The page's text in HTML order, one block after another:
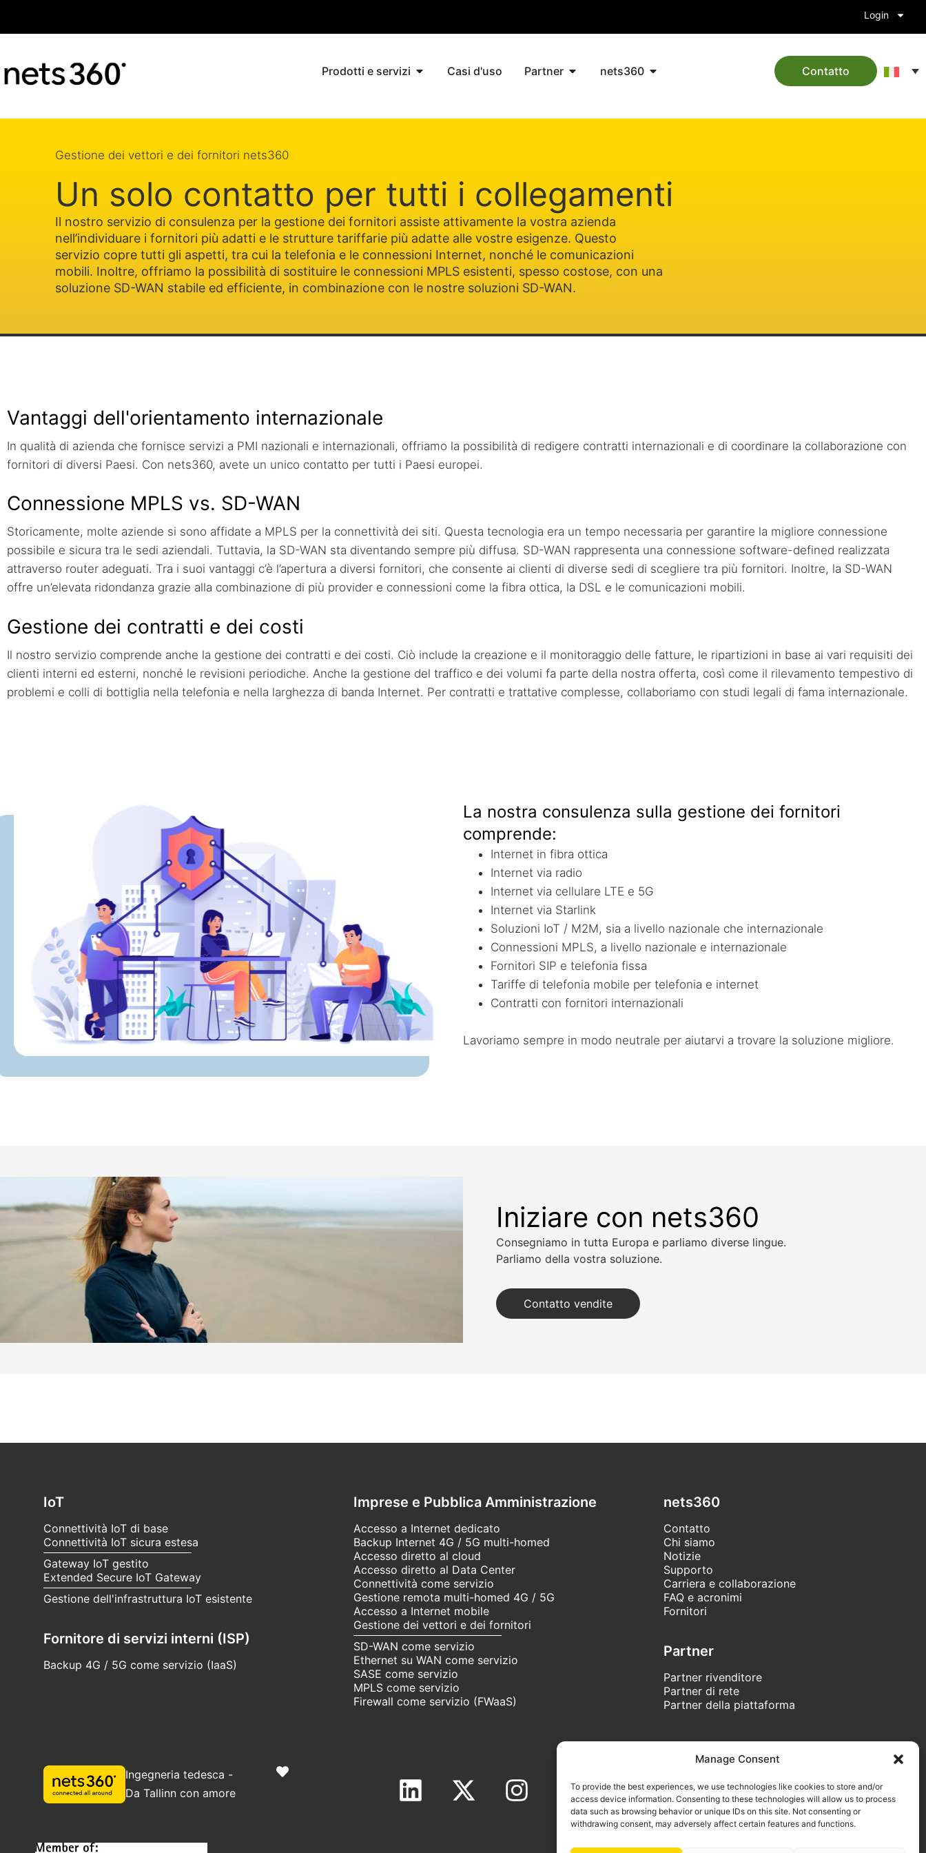
Manage Consent
To provide the best experiences, we use technologies like cookies to store and/or
access device information. Consenting to these technologies will allow us to process
data such as browsing behavior or unique IDs on this site. Not consenting or
withdrawing consent, may adversely affect certain features and functions.
Login
Prodotti e servizi Casi d'uso Partner nets360 Contatto
Gestione dei vettori e dei fornitori nets360
Un solo contatto per tutti i collegamenti
Il nostro servizio di consulenza per la gestione dei fornitori assiste attivamente la vostra azienda
nell’individuare i fornitori più adatti e le strutture tariffarie più adatte alle vostre esigenze. Questo
servizio copre tutti gli aspetti, tra cui la telefonia e le connessioni Internet, nonché le comunicazioni
mobili. Inoltre, offriamo la possibilità di sostituire le connessioni MPLS esistenti, spesso costose, con una
soluzione SD-WAN stabile ed efficiente, in combinazione con le nostre soluzioni SD-WAN.
Vantaggi dell'orientamento internazionale
In qualità di azienda che fornisce servizi a PMI nazionali e internazionali, offriamo la possibilità di redigere contratti internazionali e di coordinare la collaborazione con
fornitori di diversi Paesi. Con nets360, avete un unico contatto per tutti i Paesi europei.
Connessione MPLS vs. SD-WAN
Storicamente, molte aziende si sono affidate a MPLS per la connettività dei siti. Questa tecnologia era un tempo necessaria per garantire la migliore connessione
possibile e sicura tra le sedi aziendali. Tuttavia, la SD-WAN sta diventando sempre più diffusa. SD-WAN rappresenta una connessione software-defined realizzata
attraverso router adeguati. Tra i suoi vantaggi c’è l’apertura a diversi fornitori, che consente ai clienti di diverse sedi di scegliere tra più fornitori. Inoltre, la SD-WAN
offre un’elevata ridondanza grazie alla combinazione di più provider e connessioni come la fibra ottica, la DSL e le comunicazioni mobili.
Gestione dei contratti e dei costi
Il nostro servizio comprende anche la gestione dei contratti e dei costi. Ciò include la creazione e il monitoraggio delle fatture, le ripartizioni in base ai vari requisiti dei
clienti interni ed esterni, nonché le revisioni periodiche. Anche la gestione del traffico e dei volumi fa parte della nostra offerta, così come il rilevamento tempestivo di
problemi e colli di bottiglia nella telefonia e nella larghezza di banda Internet. Per contratti e trattative complesse, collaboriamo con studi legali di fama internazionale.
La nostra consulenza sulla gestione dei fornitori
comprende:
Internet in fibra ottica
Internet via radio
Internet via cellulare LTE e 5G
Internet via Starlink
Soluzioni IoT / M2M, sia a livello nazionale che internazionale
Connessioni MPLS, a livello nazionale e internazionale
Fornitori SIP e telefonia fissa
Tariffe di telefonia mobile per telefonia e internet
Contratti con fornitori internazionali
Lavoriamo sempre in modo neutrale per aiutarvi a trovare la soluzione migliore.
Iniziare con nets360
Consegniamo in tutta Europa e parliamo diverse lingue.
Parliamo della vostra soluzione.
Contatto vendite
IoT
Connettività IoT di base
Connettività IoT sicura estesa
Gateway IoT gestito
Extended Secure IoT Gateway
Gestione dell'infrastruttura IoT esistente
Fornitore di servizi interni (ISP)
Backup 4G / 5G come servizio (IaaS)
Imprese e Pubblica Amministrazione
Accesso a Internet dedicato
Backup Internet 4G / 5G multi-homed
Accesso diretto al cloud
Accesso diretto al Data Center
Connettività come servizio
Gestione remota multi-homed 4G / 5G
Accesso a Internet mobile
Gestione dei vettori e dei fornitori
SD-WAN come servizio
Ethernet su WAN come servizio
SASE come servizio
MPLS come servizio
Firewall come servizio (FWaaS)
nets360
Contatto
Chi siamo
Notizie
Supporto
Carriera e collaborazione
FAQ e acronimi
Fornitori
Partner
Partner rivenditore
Partner di rete
Partner della piattaforma
Ingegneria tedesca -
Da Tallinn con amore
Informativa legale|Informativa GDPR|Informativa sui cookie
100% Made in Europe per l’Europa.